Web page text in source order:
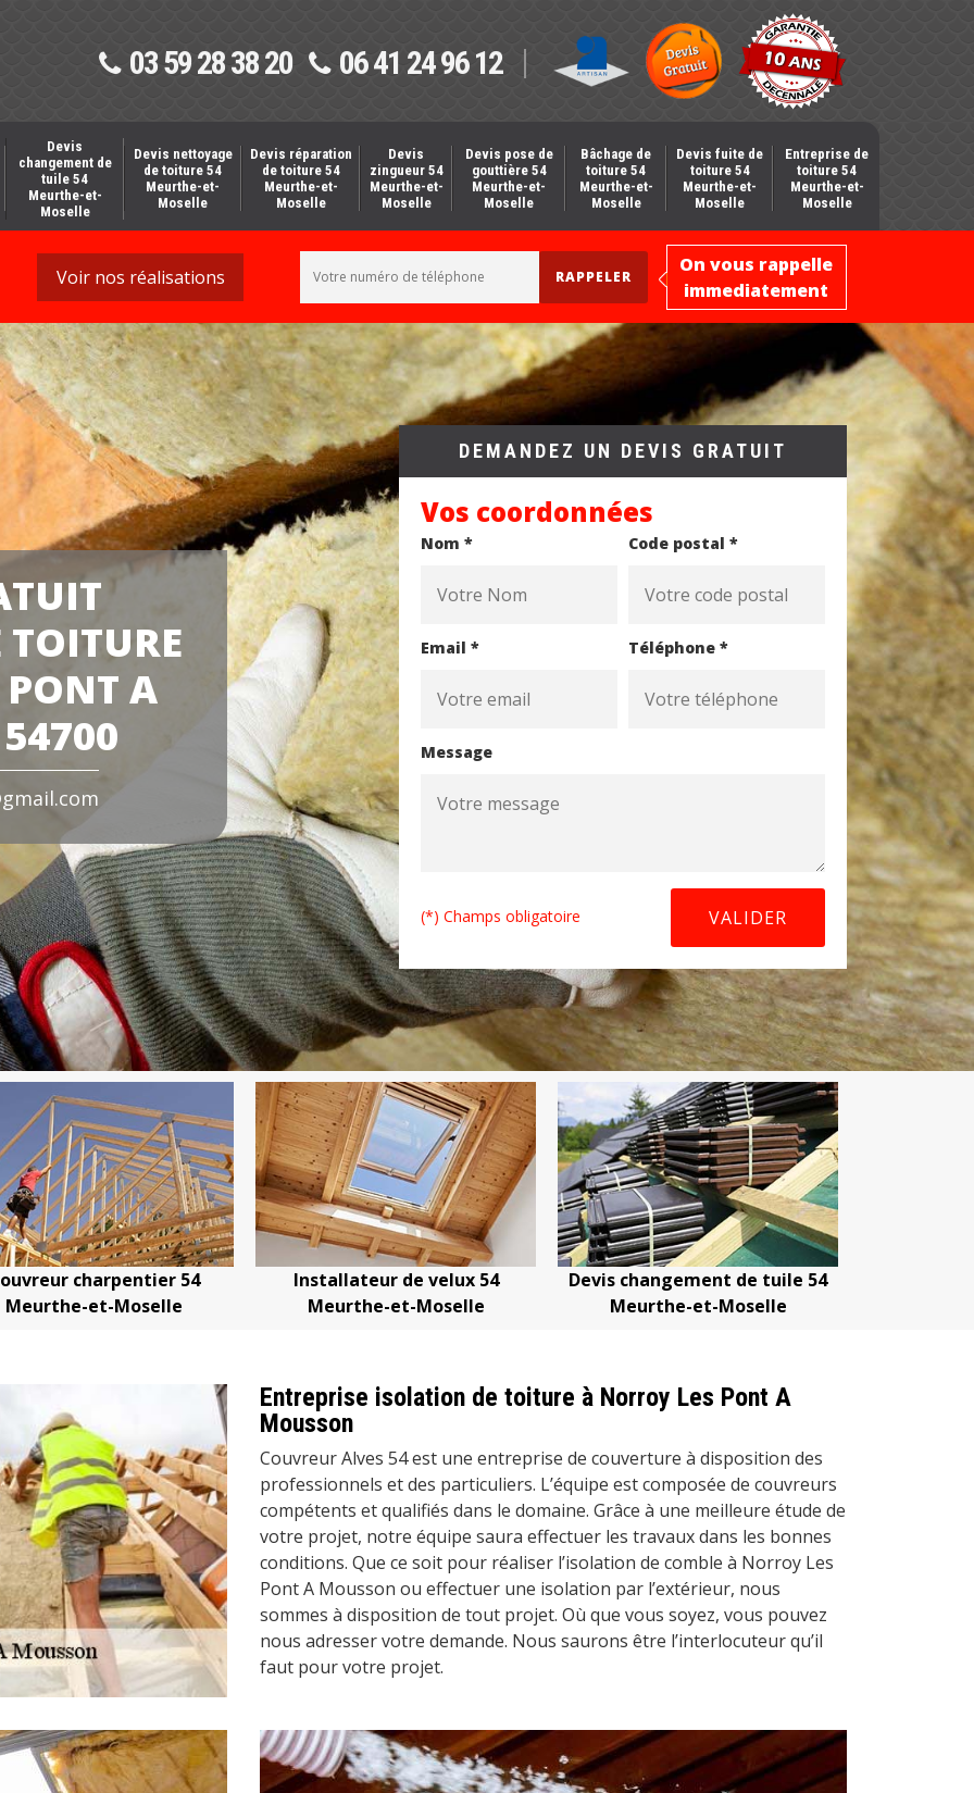
03 59 28 38 20 06 41 24 96 12
Devis
changement de
tuile 54
Meurthe-et-
Moselle
Devis nettoyage
de toiture 54
Meurthe-et-
Moselle
Devis réparation
de toiture 54
Meurthe-et-
Moselle
Devis
zingueur 54
Meurthe-et-
Moselle
Devis pose de
gouttière 54
Meurthe-et-
Moselle
Bâchage de
toiture 54
Meurthe-et-
Moselle
Devis fuite de
toiture 54
Meurthe-et-
Moselle
Entreprise de
toiture 54
Meurthe-et-
Moselle
Voir nos réalisations
On vous rappelle
immediatement
PONT A
DEMANDEZ UN DEVIS GRATUIT
Vos coordonnées
Nom * Code postal *
Email * Téléphone *
Message
(*) Champs obligatoire
charpentier 54
Meurthe-et-Moselle
Installateur de velux 54
Meurthe-et-Moselle
Devis changement de tuile 54
Meurthe-et-Moselle
Entreprise isolation de toiture à Norroy Les Pont A
Mousson
Couvreur Alves 54 est une entreprise de couverture à disposition des
professionnels et des particuliers. L’équipe est composée de couvreurs
compétents et qualifiés dans le domaine. Grâce à une meilleure étude de
votre projet, notre équipe saura effectuer les travaux dans les bonnes
conditions. Que ce soit pour réaliser l’isolation de comble à Norroy Les
Pont A Mousson ou effectuer une isolation par l’extérieur, nous
sommes à disposition de tout projet. Où que vous soyez, vous pouvez
nous adresser votre demande. Nous saurons être l’interlocuteur qu’il
faut pour votre projet.